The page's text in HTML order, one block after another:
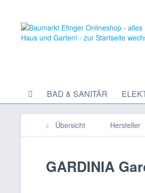
BAD & SANITÄR
Übersicht Hersteller
GARDINIA